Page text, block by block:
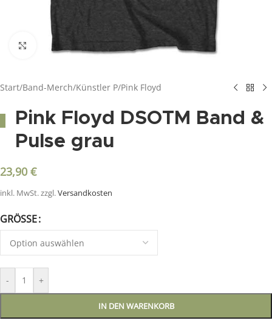
Click to enlarge
Start/Band-Merch/Künstler P/Pink Floyd
Pink Floyd DSOTM Band &
Pulse grau
23,90 €
inkl. MwSt.zzgl.Versandkosten
GRÖSSE
- +
IN DEN WARENKORB